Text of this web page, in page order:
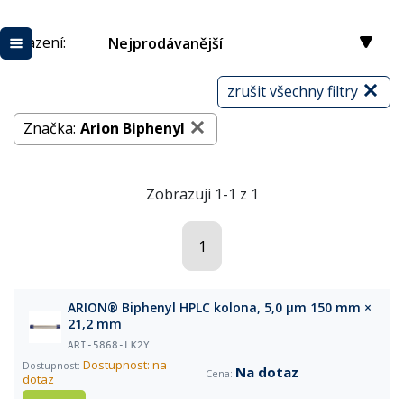
Řazení: Nejprodávanější
zrušit všechny filtry
Značka: Arion Biphenyl
Zobrazuji 1-1 z 1
1
ARION® Biphenyl HPLC kolona, 5,0 µm 150 mm ×
21,2 mm
ARI-5868-LK2Y
Dostupnost: na
dotaz
Na dotaz